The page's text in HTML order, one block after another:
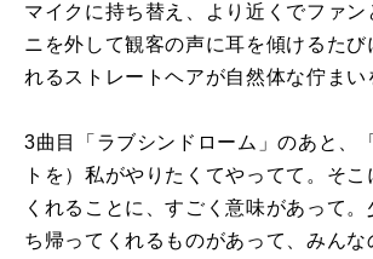
マイクに持ち替え、より近くでファン
ニを外して観客の声に耳を傾けるた
れるストレートヘアが自然体な佇まい
3曲目「ラブシンドローム」のあと、
トを）私がやりたくてやってて。そ
くれることに、すごく意味があって
ち帰ってくれるものがあって、みんな